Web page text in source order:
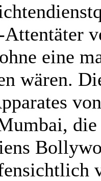
eine
wären.